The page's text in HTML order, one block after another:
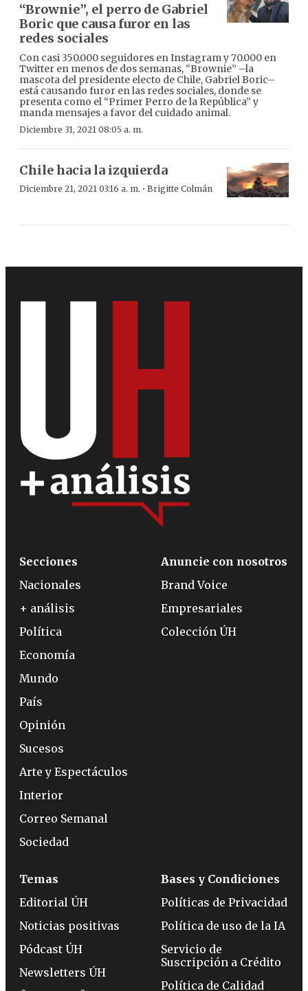
“Brownie”, el perro de Gabriel
Boric que causa furor en las
redes sociales
Con casi 350.000 seguidores en Instagram y 70.000 en
Twitter en menos de dos semanas, “Brownie” –la
mascota del presidente electo de Chile, Gabriel Boric–
está causando furor en las redes sociales, donde se
presenta como el “Primer Perro de la República” y
manda mensajes a favor del cuidado animal.
Diciembre 31, 2021 08:05 a. m.
Chile hacia la izquierda
Diciembre 21, 2021 03:16 a. m. · Brigitte Colmán
Secciones
Nacionales
+ análisis
Política
Economía
Mundo
País
Opinión
Sucesos
Arte y Espectáculos
Interior
Correo Semanal
Sociedad
Anuncie con nosotros
Brand Voice
Empresariales
Colección ÚH
Temas
Editorial ÚH
Noticias positivas
Pódcast ÚH
Newsletters ÚH
Bases y Condiciones
Políticas de Privacidad
Política de uso de la IA
Servicio de
Suscripción a Crédito
Política de Calidad